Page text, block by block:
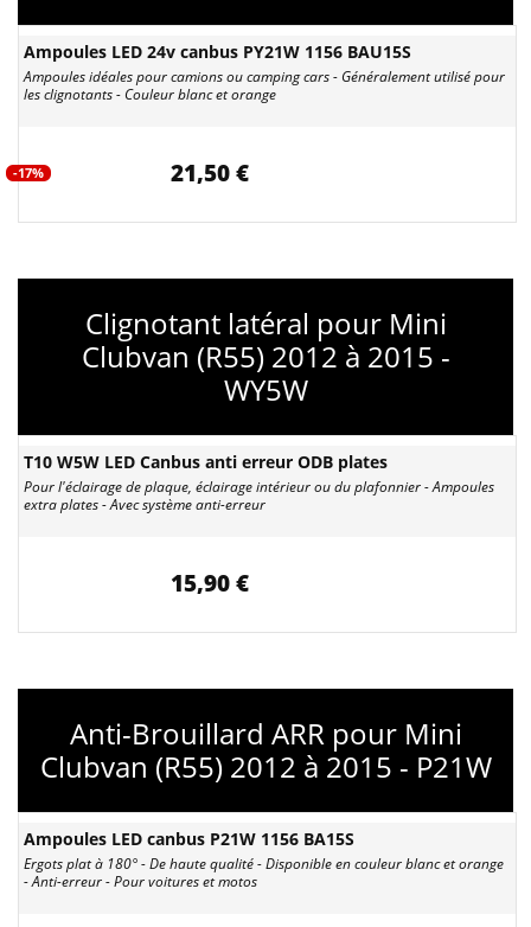
Ampoules LED 24v canbus PY21W 1156 BAU15S
Ampoules idéales pour camions ou camping cars - Généralement utilisé pour
les clignotants - Couleur blanc et orange
-17% 21,50 €
Clignotant latéral pour Mini
Clubvan (R55) 2012 à 2015 -
WY5W
T10 W5W LED Canbus anti erreur ODB plates
Pour l'éclairage de plaque, éclairage intérieur ou du plafonnier - Ampoules
extra plates - Avec système anti-erreur
15,90 €
Anti-Brouillard ARR pour Mini
Clubvan (R55) 2012 à 2015 - P21W
Ampoules LED canbus P21W 1156 BA15S
Ergots plat à 180° - De haute qualité - Disponible en couleur blanc et orange
- Anti-erreur - Pour voitures et motos